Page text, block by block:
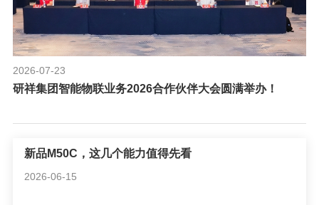
2026-07-23
研祥集团智能物联业务2026合作伙伴大会圆满举办！
新品M50C，这几个能力值得先看
2026-06-15